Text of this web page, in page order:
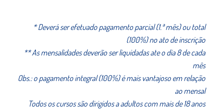
* Deverá ser efetuado pagamento parcial (1.ª mês) ou total
(100%) no ato de inscrição
** As mensalidades deverão ser liquidadas ate o dia 8 de cada
mês
Obs.: o pagamento integral (100%) é mais vantajoso em relação
ao mensal
Todos os cursos são dirigidos a adultos com mais de 18 anos